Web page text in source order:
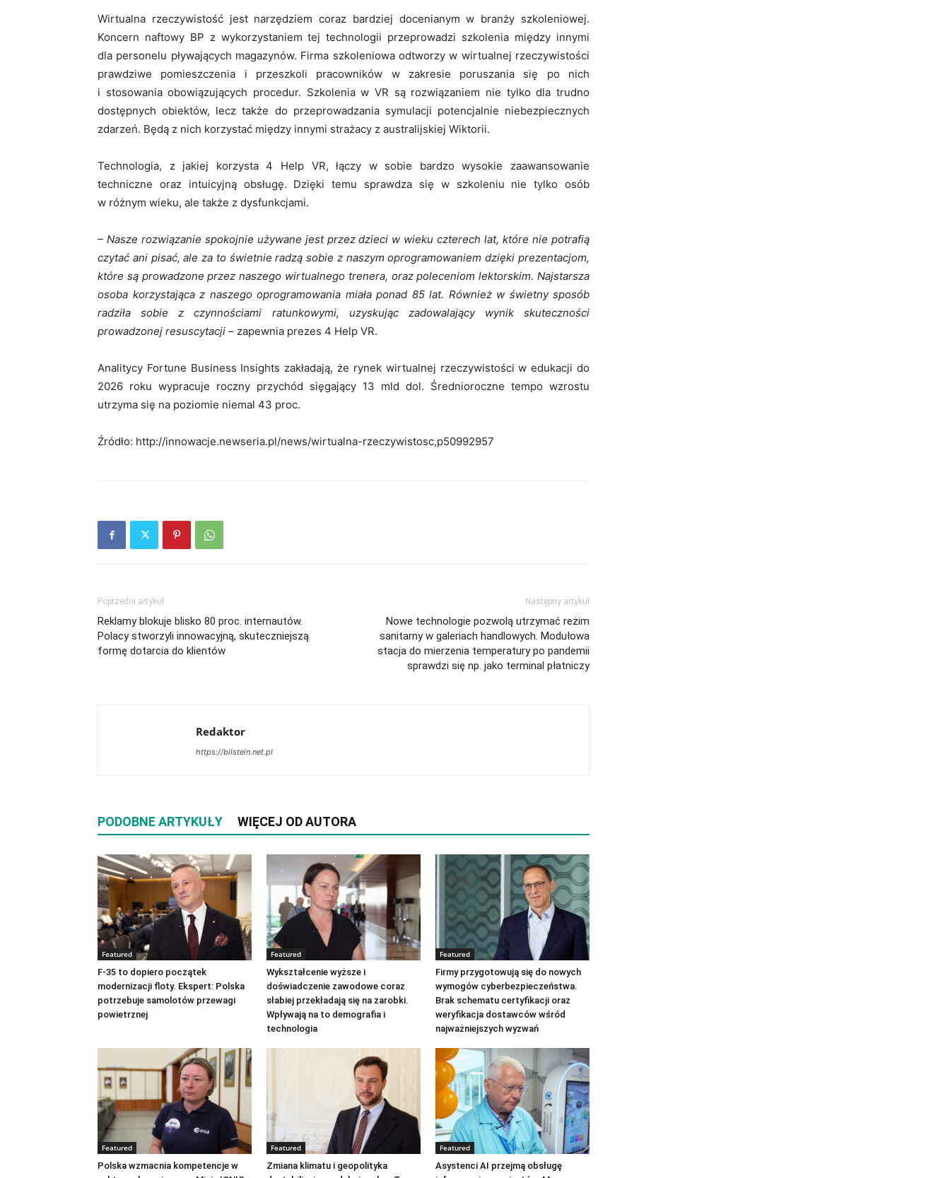
Wirtualna rzeczywistość jest narzędziem coraz bardziej docenianym w branży szkoleniowej.
Koncern naftowy BP z wykorzystaniem tej technologii przeprowadzi szkolenia między innymi
dla personelu pływających magazynów. Firma szkoleniowa odtworzy w wirtualnej rzeczywistości
prawdziwe pomieszczenia i przeszkoli pracowników w zakresie poruszania się po nich
i stosowania obowiązujących procedur. Szkolenia w VR są rozwiązaniem nie tylko dla trudno
dostępnych obiektów, lecz także do przeprowadzania symulacji potencjalnie niebezpiecznych
zdarzeń. Będą z nich korzystać między innymi strażacy z australijskiej Wiktorii.
Technologia, z jakiej korzysta 4 Help VR, łączy w sobie bardzo wysokie zaawansowanie
techniczne oraz intuicyjną obsługę. Dzięki temu sprawdza się w szkoleniu nie tylko osób
w różnym wieku, ale także z dysfunkcjami.
– Nasze rozwiązanie spokojnie używane jest przez dzieci w wieku czterech lat, które nie potrafią
czytać ani pisać, ale za to świetnie radzą sobie z naszym oprogramowaniem dzięki prezentacjom,
które są prowadzone przez naszego wirtualnego trenera, oraz poleceniom lektorskim. Najstarsza
osoba korzystająca z naszego oprogramowania miała ponad 85 lat. Również w świetny sposób
radziła sobie z czynnościami ratunkowymi, uzyskując zadowalający wynik skuteczności
prowadzonej resuscytacji – zapewnia prezes 4 Help VR.
Analitycy Fortune Business Insights zakładają, że rynek wirtualnej rzeczywistości w edukacji do
2026 roku wypracuje roczny przychód sięgający 13 mld dol. Średnioroczne tempo wzrostu
utrzyma się na poziomie niemal 43 proc.
Źródło: http://innowacje.newseria.pl/news/wirtualna-rzeczywistosc,p50992957
Poprzedni artykuł
Reklamy blokuje blisko 80 proc. internautów.
Polacy stworzyli innowacyjną, skuteczniejszą
formę dotarcia do klientów
Następny artykuł
Nowe technologie pozwolą utrzymać reżim
sanitarny w galeriach handlowych. Modułowa
stacja do mierzenia temperatury po pandemii
sprawdzi się np. jako terminal płatniczy
Redaktor
https://bilstein.net.pl
PODOBNE ARTYKUŁY WIĘCEJ OD AUTORA
Featured
F-35 to dopiero początek
modernizacji floty. Ekspert: Polska
potrzebuje samolotów przewagi
powietrznej
Featured
Wykształcenie wyższe i
doświadczenie zawodowe coraz
słabiej przekładają się na zarobki.
Wpływają na to demografia i
technologia
Featured
Firmy przygotowują się do nowych
wymogów cyberbezpieczeństwa.
Brak schematu certyfikacji oraz
weryfikacja dostawców wśród
najważniejszych wyzwań
Featured
Polska wzmacnia kompetencje w
Featured
Zmiana klimatu i geopolityka
Featured
Asystenci AI przejmą obsługę